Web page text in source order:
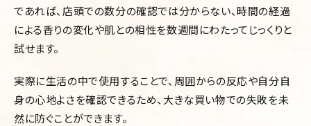
であれば、店頭での数分の確認では分からない、時間の経過
による香りの変化や肌との相性を数週間にわたってじっくりと
試せます。
実際に生活の中で使用することで、周囲からの反応や自分自
身の心地よさを確認できるため、大きな買い物での失敗を未
然に防ぐことができます。